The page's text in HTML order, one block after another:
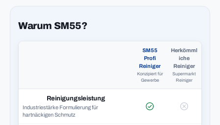
Warum SM55?
SM55
Profi
Reiniger
Konzipiert für
Gewerbe
Herkömml
iche
Reiniger
Supermarkt
Reiniger
Reinigungsleistung
Industriestärke Formulierung für
hartnäckigen Schmutz